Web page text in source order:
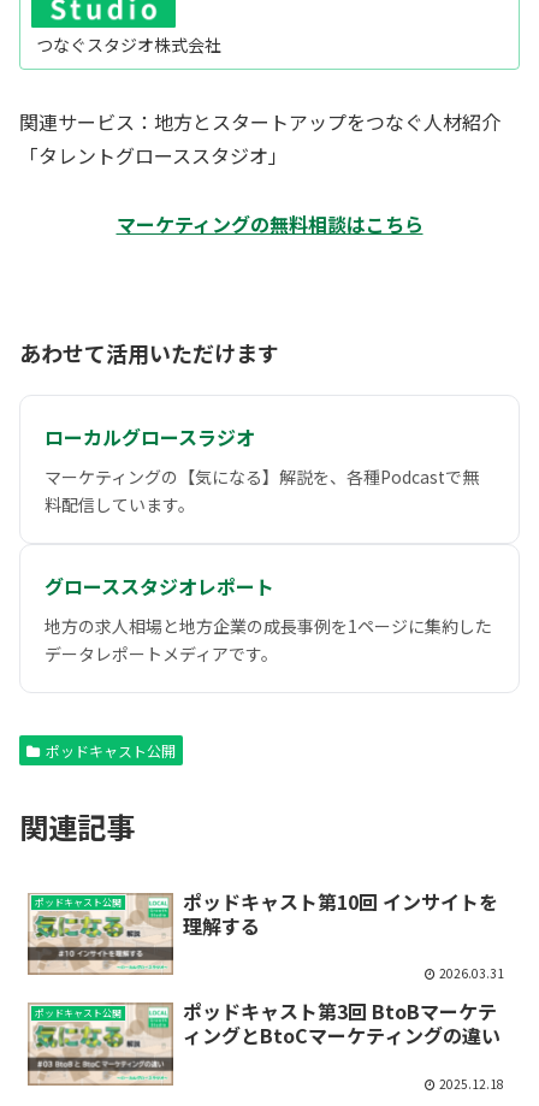
つなぐスタジオ株式会社
関連サービス：地方とスタートアップをつなぐ人材紹介
「タレントグローススタジオ」
マーケティングの無料相談はこちら
あわせて活用いただけます
ローカルグロースラジオ
マーケティングの【気になる】解説を、各種Podcastで無
料配信しています。
グローススタジオレポート
地方の求人相場と地方企業の成長事例を1ページに集約した
データレポートメディアです。
ポッドキャスト公開
関連記事
ポッドキャスト公開
ポッドキャスト第10回 インサイトを
理解する
2026.03.31
ポッドキャスト公開
ポッドキャスト第3回 BtoBマーケテ
ィングとBtoCマーケティングの違い
2025.12.18